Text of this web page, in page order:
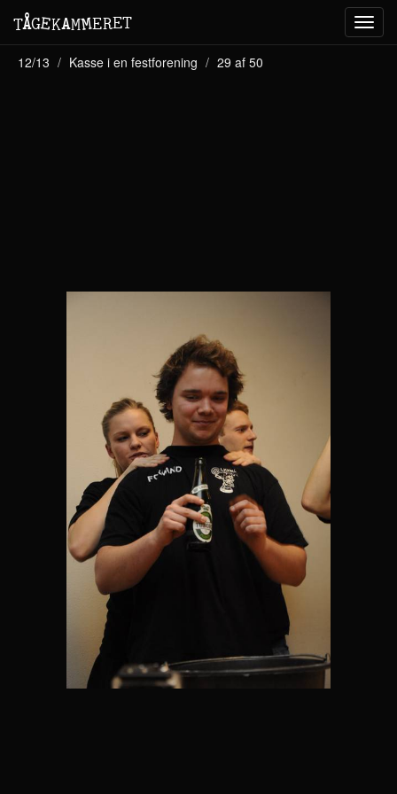
TÅGEKAMMERET
12/13 Kasse i en festforening 29 af 50